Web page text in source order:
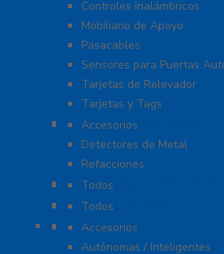
Controles Inalámbricos
Mobiliario de Apoyo
Pasacables
Sensores para Puertas
Tarjetas de Relevador
Tarjetas y Tags
Detectores De Metal
Accesorios
Detectores de Metal
Refacciones
Control De Rondas Para
Todos
Equipo Blindado
Todos
Cerraduras
Accesorios
Autónomas / Inteligentes